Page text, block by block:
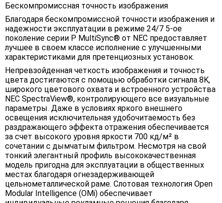
Бескомпромиссная точность изображения
Благодаря бескомпромиссной точности изображения и
надежности эксплуатации в режиме 24/7 5-ое
поколение серии Р MultiSync® от NEC предоставляет
лучшее в своем классе исполнение с улучшенными
характеристиками для претенциозных установок.
Непревзойденная четкость изображения и точность
цвета достигаются с помощью обработки сигнала 8K,
широкого цветового охвата и встроенного устройства
NEC SpectraView®, контролирующего все визуальные
параметры. Даже в условиях яркого внешнего
освещения исключительная удобочитаемость без
раздражающего эффекта отражения обеспечивается
за счет высокого уровня яркости 700 кд/м² в
сочетании с дымчатым фильтром. Несмотря на свой
тонкий элегантный профиль высококачественная
модель пригодна для эксплуатации в общественных
местах благодаря огнезадерживающей
цельнометаллической раме. Слотовая технология Open
Modular Intelligence (OMi) обеспечивает